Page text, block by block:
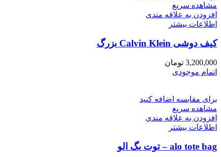
مشاهده سریع
افزودن به علاقه مندی
اطلاعات بیشتر
کیف دوشی Calvin Klein بزرگ
3,200,000 تومان
اتمام موجودی
برای مقایسه اضافه کنید
مشاهده سریع
افزودن به علاقه مندی
اطلاعات بیشتر
alo tote bag – توت بگ الو